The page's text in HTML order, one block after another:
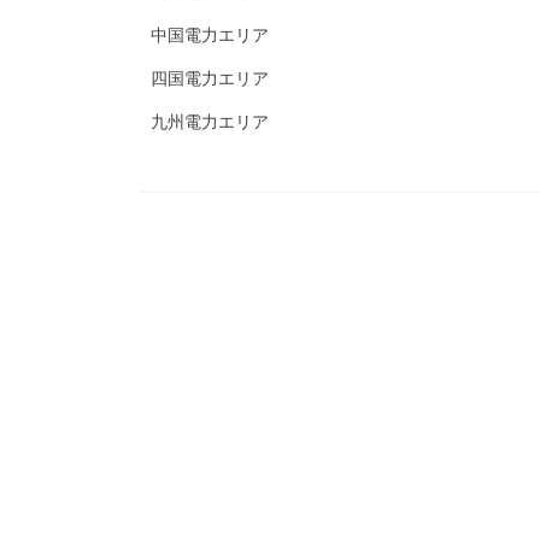
中国電力エリア
四国電力エリア
九州電力エリア